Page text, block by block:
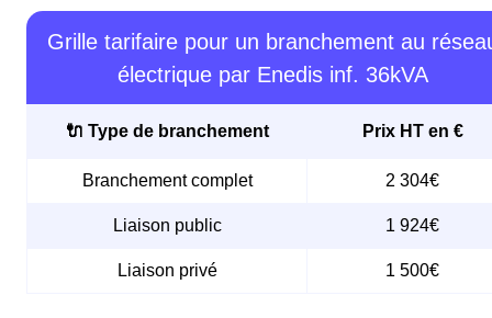
Grille tarifaire pour un branchement au
électrique par Enedis inf. 36kVA
🔌 Type de branchement Prix HT en €
Branchement complet 2 304€
Liaison public 1 924€
Liaison privé 1 500€